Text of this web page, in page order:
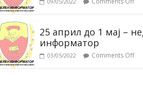
25 април до 1 мај –
информатор
03/05/2022 Comments Off